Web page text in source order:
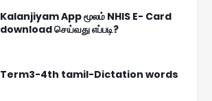
Kalanjiyam App மூலம் NHIS E- Card
download செய்வது எப்படி?
Term3-4th tamil-Dictation words